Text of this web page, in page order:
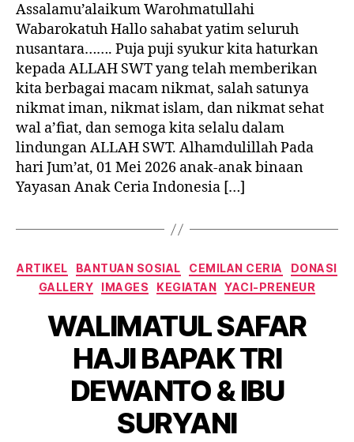
Assalamu’alaikum Warohmatullahi
Wabarokatuh Hallo sahabat yatim seluruh
nusantara……. Puja puji syukur kita haturkan
kepada ALLAH SWT yang telah memberikan
kita berbagai macam nikmat, salah satunya
nikmat iman, nikmat islam, dan nikmat sehat
wal a’fiat, dan semoga kita selalu dalam
lindungan ALLAH SWT. Alhamdulillah Pada
hari Jum’at, 01 Mei 2026 anak-anak binaan
Yayasan Anak Ceria Indonesia […]
Categories
ARTIKEL BANTUAN SOSIAL CEMILAN CERIA
DONASI
GALLERY
IMAGES KEGIATAN YACI-PRENEUR
WALIMATUL SAFAR
HAJI BAPAK TRI
DEWANTO & IBU
SURYANI